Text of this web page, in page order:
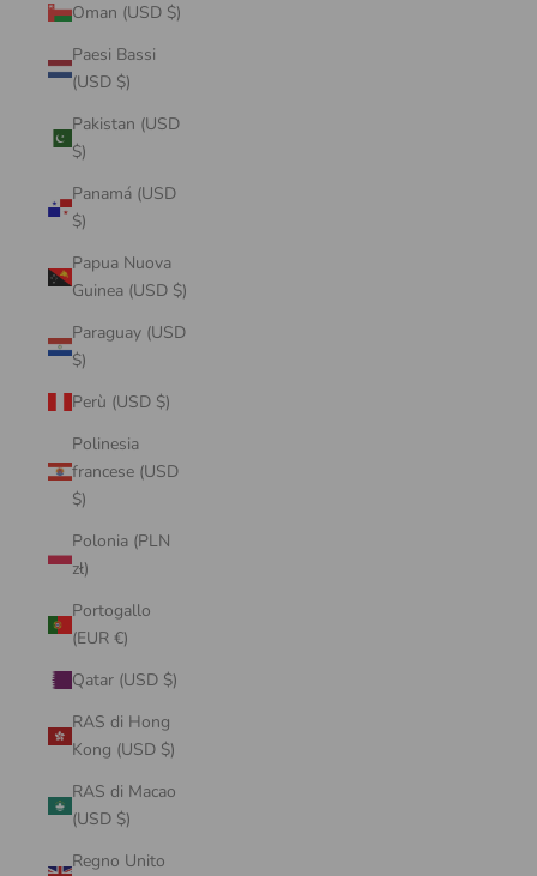
Oman (USD $)
Paesi Bassi
(USD $)
Pakistan (USD
$)
Panamá (USD
$)
Papua Nuova
Guinea (USD $)
Paraguay (USD
$)
Perù (USD $)
Polinesia
francese (USD
$)
Polonia (PLN
zł)
Portogallo
(EUR €)
Qatar (USD $)
RAS di Hong
Kong (USD $)
RAS di Macao
(USD $)
Regno Unito